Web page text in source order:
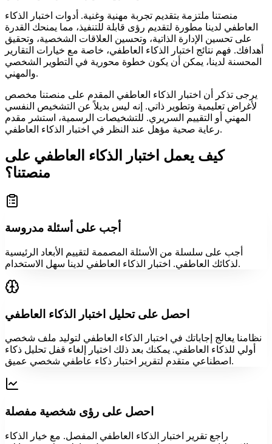
منصتنا ملتزمة بتقديم تجربة مهنية وغنية. أدوات اختبار الذكاء
العاطفي لدينا مطورة لتقديم رؤى قابلة للتنفيذ، مما يمنحك القدرة
على تحسين الإدارة الذاتية، وتحسين العلاقات الشخصية، وتحقيق
أهدافك. فهم نتائج اختبار الذكاء العاطفي، خاصة مع خيارات التقارير
المحسنة لدينا، يمكن أن يكون خطوة محورية في التطوير الشخصي
والمهني.
يرجى تذكر أن اختبار الذكاء العاطفي المقدم على منصتنا مخصص
لأغراض تعليمية وتطوير ذاتي. إنه ليس بديلاً عن التشخيص النفسي
المهني أو التقييم السريري. للتشخيصات الرسمية، استشر مقدم
رعاية صحية مؤهل عند النظر في اختبار الذكاء العاطفي.
كيف يعمل اختبار الذكاء العاطفي على
منصتنا؟
أجب على أسئلة مدروسة
أجب على سلسلة من الأسئلة المصممة لتقييم الأبعاد الرئيسية
لذكائك العاطفي. اختبار الذكاء العاطفي لدينا سهل الاستخدام.
احصل على تحليل اختبار الذكاء العاطفي
نظامنا يعالج إجاباتك في اختبار الذكاء العاطفي لتوليد ملف شخصي
أولي للذكاء العاطفي. يمكنك بعد ذلك اختيار إلغاء قفل تحليل ذكاء
اصطناعي متقدم لتقرير اختبار ذكاء عاطفي شخصي عميق.
احصل على رؤى شخصية مفصلة
راجع تقرير اختبار الذكاء العاطفي المفصل. مع خيار الذكاء